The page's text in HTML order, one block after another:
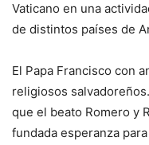
Vaticano en una
de distintos países de
El Papa Francisco con
religiosos
que el beato Romero y
fundada esperanza